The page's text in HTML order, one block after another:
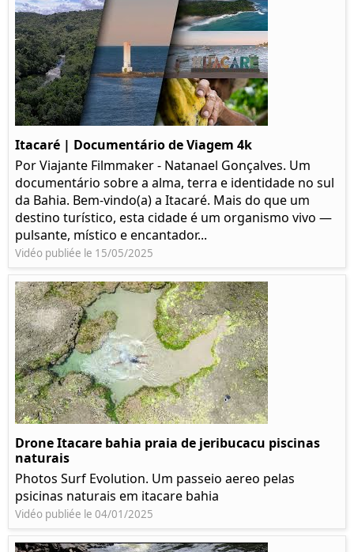
Itacaré | Documentário de Viagem 4k
Por Viajante Filmmaker - Natanael Gonçalves. Um
documentário sobre a alma, terra e identidade no sul
da Bahia. Bem-vindo(a) a Itacaré. Mais do que um
destino turístico, esta cidade é um organismo vivo —
pulsante, místico e encantador...
Vidéo publiée le 15/05/2025
Drone Itacare bahia praia de jeribucacu piscinas
naturais
Photos Surf Evolution. Um passeio aereo pelas
psicinas naturais em itacare bahia
Vidéo publiée le 04/01/2025